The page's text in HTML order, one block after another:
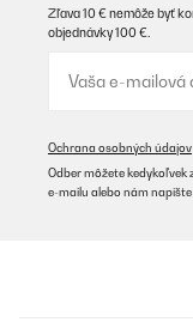
Zľava 10 € nemôže byť
objednávky 100 €.
Ochrana osobných údajov
Odber môžete
e-mailu alebo nám napíšte